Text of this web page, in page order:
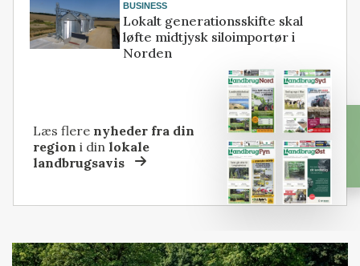
BUSINESS
Lokalt generationsskifte skal
løfte midtjysk siloimportør i
Norden
Læs flere nyheder fra din
region i dinlokale
landbrugsavis